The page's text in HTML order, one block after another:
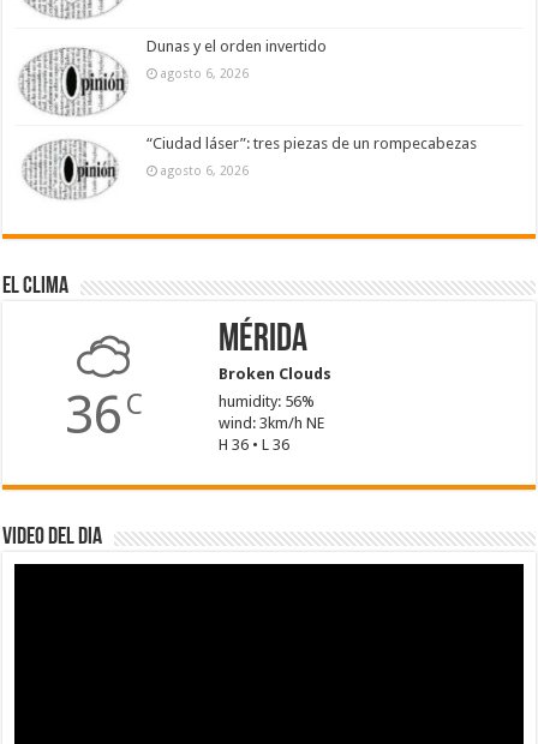
Dunas y el orden invertido
agosto 6, 2026
“Ciudad láser”: tres piezas de un rompecabezas
agosto 6, 2026
El Clima
36 C
Mérida
Broken Clouds
humidity: 56%
wind: 3km/h NE
H 36 • L 36
Video del dia